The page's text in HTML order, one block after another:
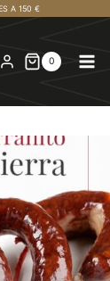
A 150 €
0